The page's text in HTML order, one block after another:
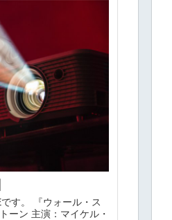
す。 『ウォール・ス
ーン 主演：マイケル・